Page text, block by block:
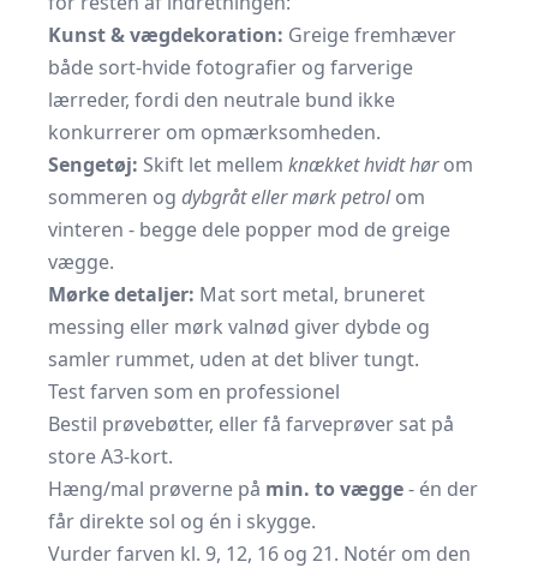
Kunst & vægdekoration: Greige fremhæver
både sort-hvide fotografier og farverige
lærreder, fordi den neutrale bund ikke
konkurrerer om opmærksomheden.
Sengetøj: Skift let mellem knækket hvidt hørom
sommeren og dybgråt eller mørk petrolom
vinteren - begge dele popper mod de greige
vægge.
Mørke detaljer: Mat sort metal, bruneret
messing eller mørk valnød giver dybde og
samler rummet, uden at det bliver tungt.
Test farven som en professionel
Bestil prøvebøtter, eller få farveprøver sat på
store A3-kort.
Hæng/mal prøverne på min. to vægge- én der
får direkte sol og én i skygge.
Vurder farven kl. 9, 12, 16 og 21. Notér om den